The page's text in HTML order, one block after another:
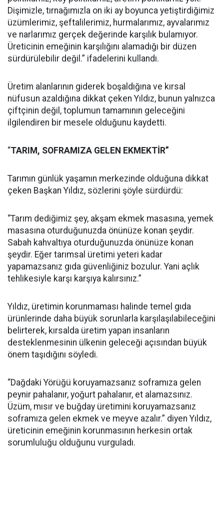
Dişimizle, tırnağımızla on iki ay boyunca yetiştirdiğimiz
üzümlerimiz, şeftalilerimiz, hurmalarımız, ayvalarımız
ve narlarımız gerçek değerinde karşılık bulamıyor.
Üreticinin emeğinin karşılığını alamadığı bir düzen
sürdürülebilir değil.” ifadelerini kullandı.
Üretim alanlarının giderek boşaldığına ve kırsal
nüfusun azaldığına dikkat çeken Yıldız, bunun yalnızca
çiftçinin değil, toplumun tamamının geleceğini
ilgilendiren bir mesele olduğunu kaydetti.
“TARIM, SOFRAMIZA GELEN EKMEKTİR”
Tarımın günlük yaşamın merkezinde olduğuna dikkat
çeken Başkan Yıldız, sözlerini şöyle sürdürdü:
“Tarım dediğimiz şey, akşam ekmek masasına, yemek
masasına oturduğunuzda önünüze konan şeydir.
Sabah kahvaltıya oturduğunuzda önünüze konan
şeydir. Eğer tarımsal üretimi yeteri kadar
yapamazsanız gıda güvenliğiniz bozulur. Yani açlık
tehlikesiyle karşı karşıya kalırsınız.”
Yıldız, üretimin korunmaması halinde temel gıda
ürünlerinde daha büyük sorunlarla karşılaşılabileceğini
belirterek, kırsalda üretim yapan insanların
desteklenmesinin ülkenin geleceği açısından büyük
önem taşıdığını söyledi.
“Dağdaki Yörüğü koruyamazsanız soframıza gelen
peynir pahalanır, yoğurt pahalanır, et alamazsınız.
Üzüm, mısır ve buğday üretimini koruyamazsanız
soframıza gelen ekmek ve meyve azalır.” diyen Yıldız,
üreticinin emeğinin korunmasının herkesin ortak
sorumluluğu olduğunu vurguladı.